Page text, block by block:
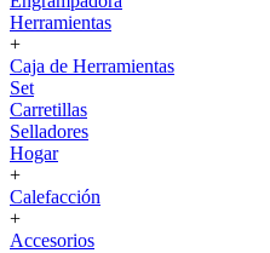
Herramientas
+
Caja de Herramientas
Set
Carretillas
Selladores
Hogar
+
Calefacción
+
Accesorios